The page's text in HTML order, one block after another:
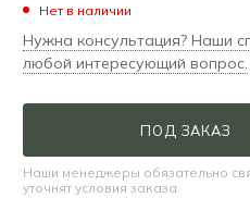
Нет в наличии
Нужна консультация? Наши
любой интересующий вопрос.
ПОД ЗАКАЗ
Наши менеджеры обязательно
уточнят условия заказа